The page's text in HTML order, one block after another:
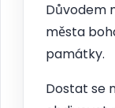
Důvodem
města
památky.
Dostat se